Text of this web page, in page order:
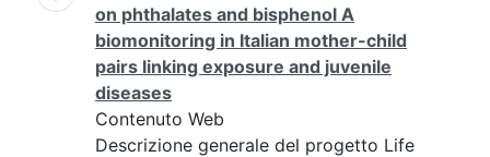
on phthalates and bisphenol A
biomonitoring in Italian mother-child
pairs linking exposure and juvenile
diseases
Contenuto Web
Descrizione generale del progetto Life